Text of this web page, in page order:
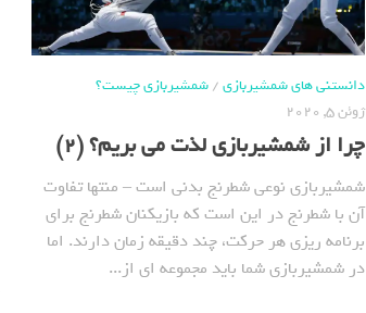
دانستنی های شمشیربازی/شمشیربازی چیست؟
ژوئن 5, 2020
چرا از شمشیربازی لذت می بریم؟ (2)
شمشیربازی نوعی شطرنج بدنی است – منتها تفاوت
آن با شطرنج در این است که بازیکنان شطرنج برای
برنامه ریزی هر حرکت، چند دقیقه زمان دارند. اما
در شمشیربازی شما باید مجموعه ای از...